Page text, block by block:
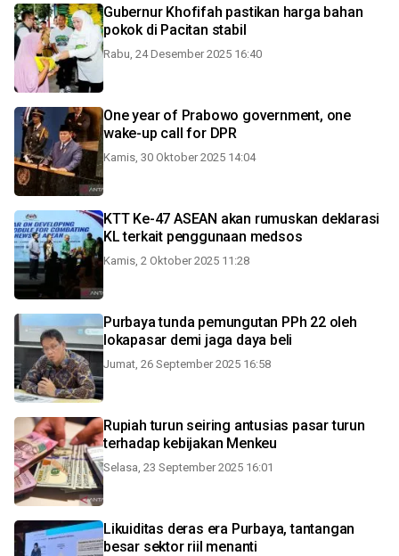
Gubernur Khofifah pastikan harga bahan
pokok di Pacitan stabil
Rabu, 24 Desember 2025 16:40
One year of Prabowo government, one
wake-up call for DPR
Kamis, 30 Oktober 2025 14:04
KTT Ke-47 ASEAN akan rumuskan deklarasi
KL terkait penggunaan medsos
Kamis, 2 Oktober 2025 11:28
Purbaya tunda pemungutan PPh 22 oleh
lokapasar demi jaga daya beli
Jumat, 26 September 2025 16:58
Rupiah turun seiring antusias pasar turun
terhadap kebijakan Menkeu
Selasa, 23 September 2025 16:01
Likuiditas deras era Purbaya, tantangan
besar sektor riil menanti